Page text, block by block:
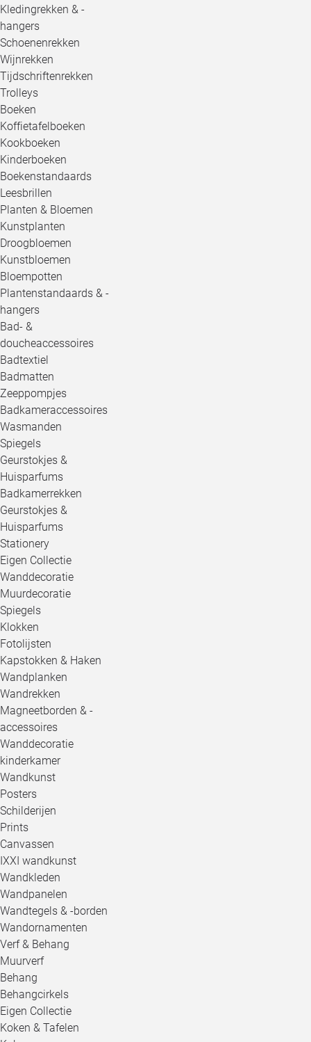
Kledingrekken & -
hangers
Schoenenrekken
Wijnrekken
Tijdschriftenrekken
Trolleys
Boeken
Koffietafelboeken
Kookboeken
Kinderboeken
Boekenstandaards
Leesbrillen
Planten & Bloemen
Kunstplanten
Droogbloemen
Kunstbloemen
Bloempotten
Plantenstandaards & -
hangers
Bad- &
doucheaccessoires
Badtextiel
Badmatten
Zeeppompjes
Badkameraccessoires
Wasmanden
Spiegels
Geurstokjes &
Huisparfums
Badkamerrekken
Geurstokjes &
Huisparfums
Stationery
Eigen Collectie
Wanddecoratie
Muurdecoratie
Spiegels
Klokken
Fotolijsten
Kapstokken & Haken
Wandplanken
Wandrekken
Magneetborden & -
accessoires
Wanddecoratie
kinderkamer
Wandkunst
Posters
Schilderijen
Prints
Canvassen
IXXI wandkunst
Wandkleden
Wandpanelen
Wandtegels & -borden
Wandornamenten
Verf & Behang
Muurverf
Behang
Behangcirkels
Eigen Collectie
Koken & Tafelen